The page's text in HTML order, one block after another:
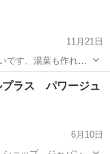
11月21日
す、湯葉も作れま
プラス パワージュ
6月10日